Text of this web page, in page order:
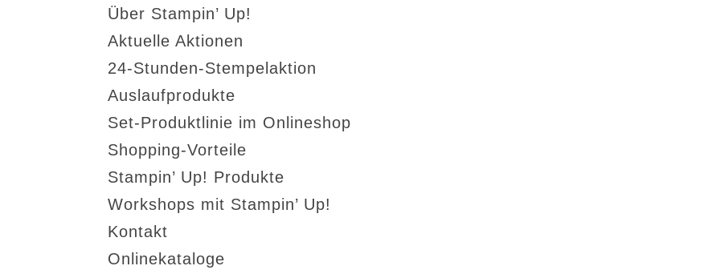
Über Stampin’ Up!
Aktuelle Aktionen
24-Stunden-Stempelaktion
Auslaufprodukte
Set-Produktlinie im Onlineshop
Shopping-Vorteile
Stampin’ Up! Produkte
Workshops mit Stampin’ Up!
Kontakt
Onlinekataloge